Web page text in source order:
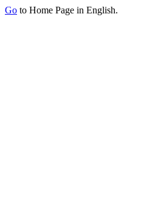
Go to Home Page in English.